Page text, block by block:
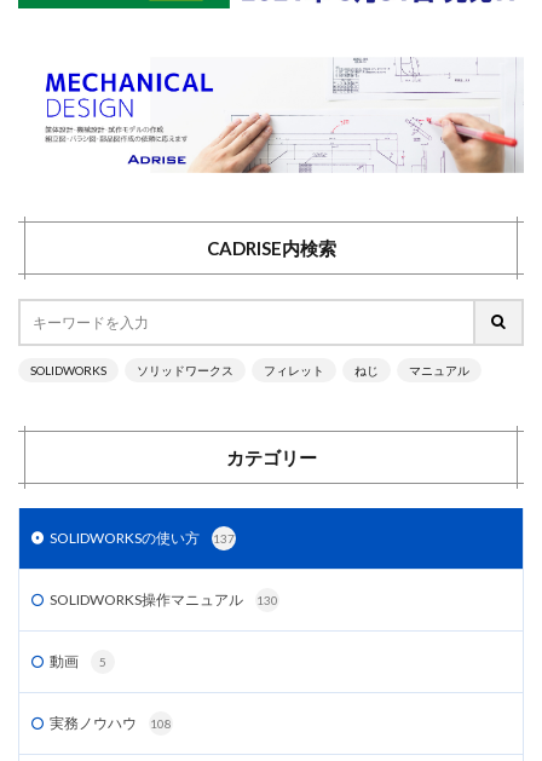
CADRISE内検索
SOLIDWORKS ソリッドワークス フィレット ねじ マニュアル
カテゴリー
SOLIDWORKSの使い方 137
SOLIDWORKS操作マニュアル 130
動画 5
実務ノウハウ 108